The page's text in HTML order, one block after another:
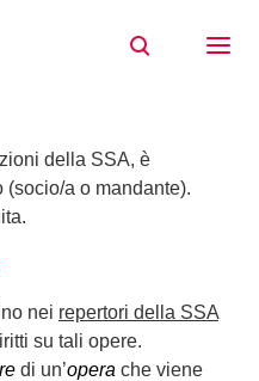
della SSA, è
(socio/a o mandante).
nei repertori della SSA
su tali opere.
di un’opera che viene